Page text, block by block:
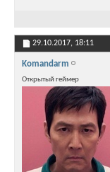
29.10.2017, 18:11
Komandarm
Открытый геймер